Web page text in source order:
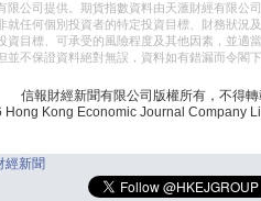
限公司提供。期貨指數資料由天滙財經有限公
任何個別投資者的特定投資目標、財務狀況
目標、可承受的風險程度及其他因素，並適
並不保證資料絕對無誤，資料如有錯漏而令閣
信報財經新聞有限公司版權所有，不得轉
Kong Economic Journal Company
經新聞